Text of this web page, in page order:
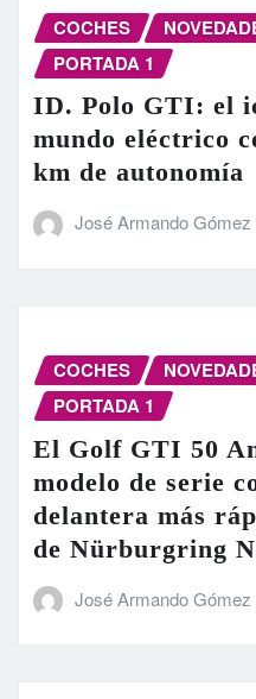
COCHES
PORTADA 1
ID. Polo GTI: el
mundo eléctrico
km de autonomía
José Armando Gómez
COCHES
PORTADA 1
El Golf GTI 50
modelo de serie
delantera más
de Nürburgring
José Armando Gómez